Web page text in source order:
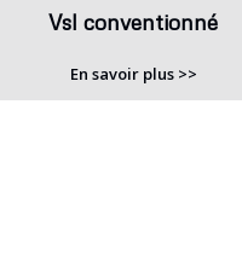
Vsl conventionné
En savoir plus >>